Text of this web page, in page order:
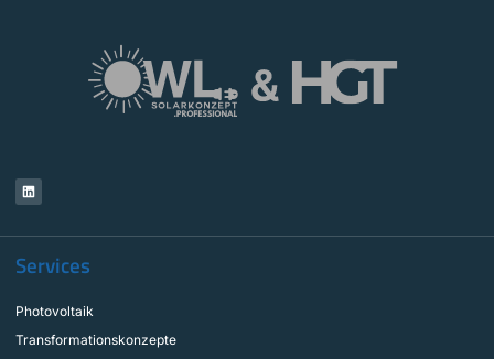
Services
Photovoltaik
Transformationskonzepte